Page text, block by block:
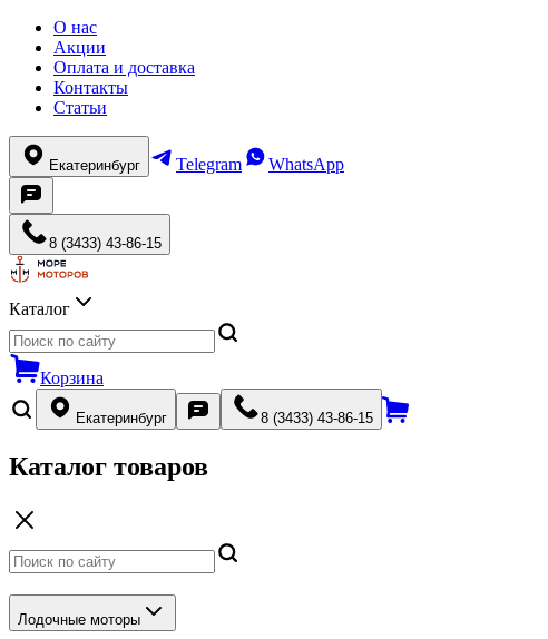
О нас
Акции
Оплата и доставка
Контакты
Статьи
Екатеринбург Telegram WhatsApp
8 (3433) 43-86-15
Каталог
Корзина
Екатеринбург 8 (3433) 43-86-15
Каталог товаров
Лодочные моторы